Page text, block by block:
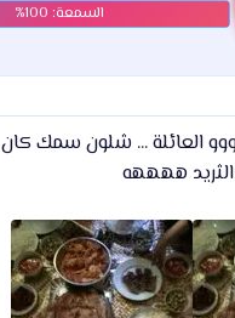
العائلة ... شلون سمك كان
ههههه